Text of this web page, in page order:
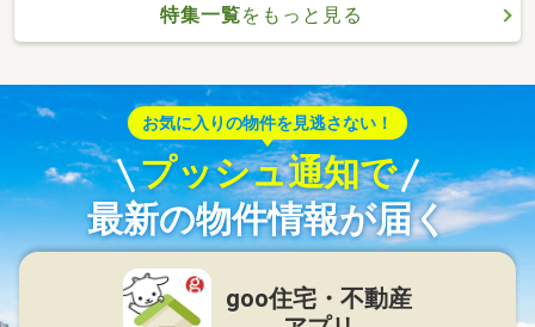
特集一覧をもっと見る
お気に入りの物件を見逃さない！
プッシュ通知で
最新の物件情報が届く
goo住宅・不動産